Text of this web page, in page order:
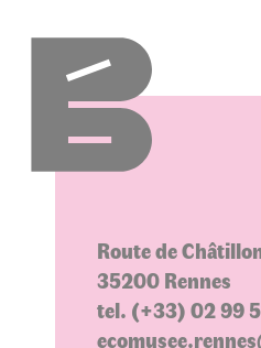
Route de
35200 Rennes
tel. (+33) 02 99